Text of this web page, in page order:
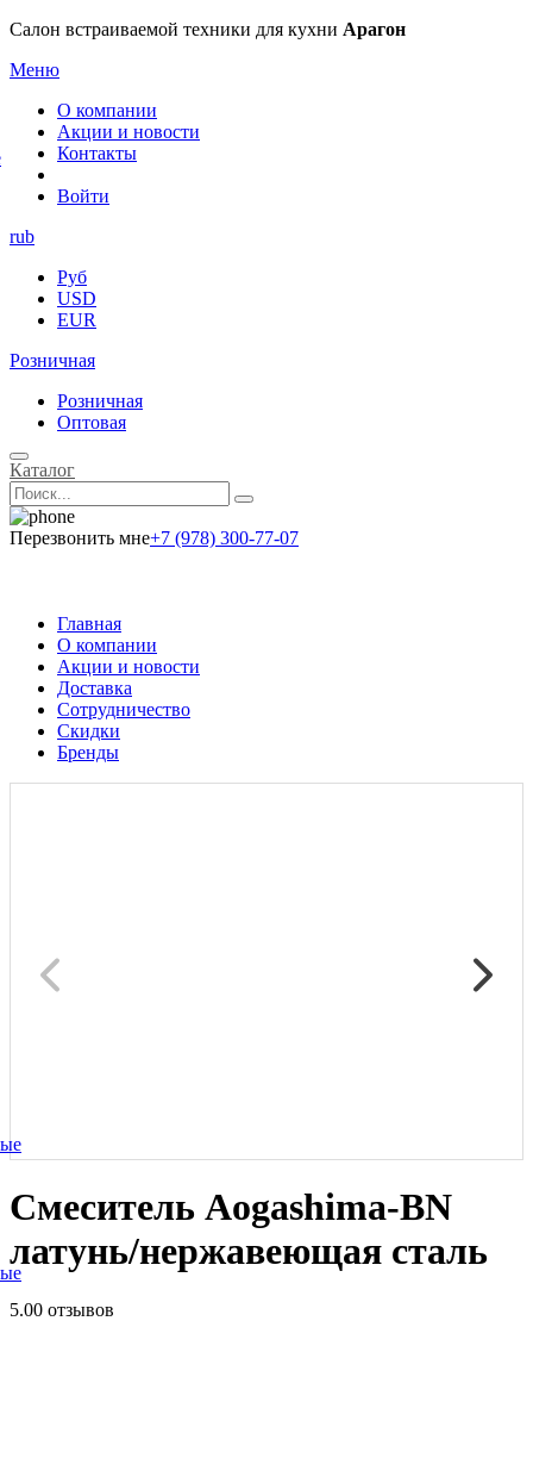
Салон встраиваемой техники для кухни Арагон
Меню
О компании
Акции и новости
Контакты
Войти
rub
Руб
USD
EUR
Розничная
Розничная
Оптовая
Каталог
Перезвонить мне+7 (978) 300-77-07
Главная
О компании
Акции и новости
Доставка
Сотрудничество
Скидки
Бренды
Смеситель Aogashima-BN
латунь/нержавеющая сталь
5.00 отзывов